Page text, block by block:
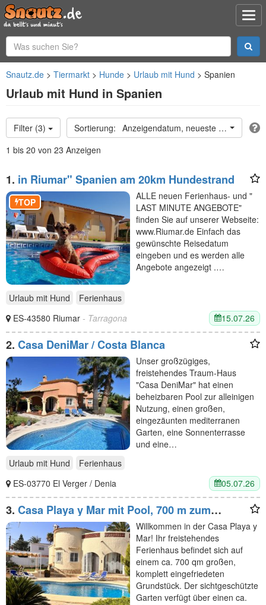
Snautz.de Tiermarkt Hunde Urlaub mit Hund Spanien
Urlaub mit Hund in Spanien
Filter (3)
Anzeigendatum, neueste oben
1 bis 20 von 23 Anzeigen
1. in Riumar" Spanien am 20km Hundestrand
TOP
ALLE neuen Ferienhaus- und "
LAST MINUTE ANGEBOTE"
finden Sie auf unserer Webseite:
www.Riumar.de Einfach das
gewünschte Reisedatum
eingeben und es werden alle
Angebote angezeigt .…
Urlaub mit Hund
Ferienhaus
ES-43580 Riumar - Tarragona 15.07.26
2. Casa DeniMar / Costa Blanca
Unser großzügiges,
freistehendes Traum-Haus
"Casa DeniMar" hat einen
beheizbaren Pool zur alleinigen
Nutzung, einen großen,
eingezäunten mediterranen
Garten, eine Sonnenterrasse
und eine…
Urlaub mit Hund
Ferienhaus
ES-03770 El Verger / Denia
05.07.26
3. Casa Playa y Mar mit Pool, 700 m zum
Strand, nahe Dénia
Willkommen in der Casa Playa y
Mar! Ihr freistehendes
Ferienhaus befindet sich auf
einem ca. 700 qm großen,
komplett eingefriedeten
Grundstück. Der sichtgeschützte
Garten verfügt über einen ca.